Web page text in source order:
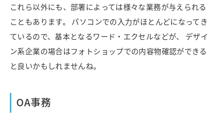
これら以外にも、部署によっては様々な業務が与えられる
こともあります。 パソコンでの入力がほとんどになってき
ているので、基本となるワード・エクセルなどが、 デザイ
ン系企業の場合はフォトショップでの内容物確認ができる
と良いかもしれませんね。
OA事務